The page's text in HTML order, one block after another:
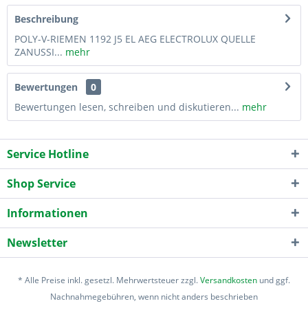
Beschreibung
POLY-V-RIEMEN 1192 J5 EL AEG ELECTROLUX QUELLE
ZANUSSI... mehr
Bewertungen
0
Bewertungen lesen, schreiben und diskutieren... mehr
Service Hotline
Shop Service
Informationen
Newsletter
* Alle Preise inkl. gesetzl. Mehrwertsteuer zzgl.Versandkosten und ggf.
Nachnahmegebühren, wenn nicht anders beschrieben